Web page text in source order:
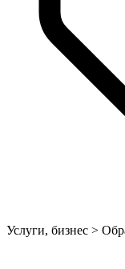
Услуги, бизнес >